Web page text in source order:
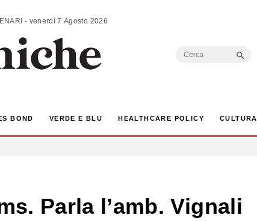
ANALISI | COMMENTI | SCENARI - venerdì 7 Agosto 2026
Search
BOND VERDE E BLU HEALTHCARE POLICY CULTURA
Parla l’amb. Vignali